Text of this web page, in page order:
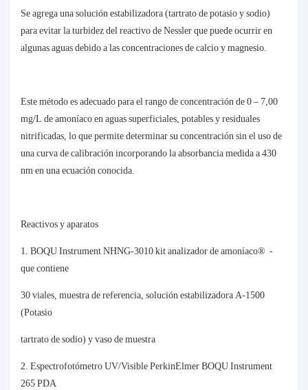
Se agrega una solución estabilizadora (tartrato de potasio y sodio)
para evitar la turbidez del reactivo de Nessler que puede ocurrir en
algunas aguas debido a las concentraciones de calcio y magnesio.
Este método es adecuado para el rango de concentración de 0 – 7,00
mg/L de amoníaco en aguas superficiales, potables y residuales
nitrificadas, lo que permite determinar su concentración sin el uso de
una curva de calibración incorporando la absorbancia medida a 430
nm en una ecuación conocida.
Reactivos y aparatos
1. BOQU Instrument NHNG-3010 kit analizador de amoníaco® -
que contiene
30 viales, muestra de referencia, solución estabilizadora A-1500
(Potasio
tartrato de sodio) y vaso de muestra
2. Espectrofotómetro UV/Visible PerkinElmer BOQU Instrument
265 PDA